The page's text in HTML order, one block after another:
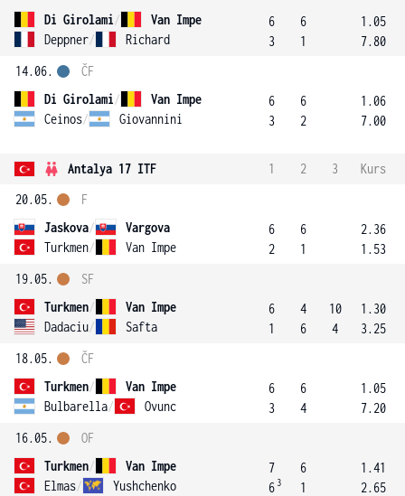
Di Girolami/
Van Impe
Deppner/ Richard
6
3
6
1
1.05
7.80
14.06.
Di Girolami/
Van Impe
Ceinos/ Giovannini
ČF
6
3
6
2
1.06
7.00
Antalya 17 ITF 1 2 3
Kurs
20.05.
Jaskova/
Vargova
Turkmen/ Van Impe
F
6
2
6
1
2.36
1.53
19.05.
Turkmen/
Van Impe
Dadaciu/ Safta
SF
6
1
4
6
10
4
1.30
3.25
18.05.
Turkmen/
Van Impe
Bulbarella/ Ovunc
ČF
6
3
6
4
1.05
7.20
16.05.
Turkmen/
Van Impe
Elmas/ Yushchenko
OF
7
6 3
6
1
1.41
2.65